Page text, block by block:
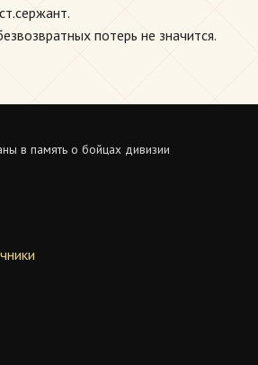
потерь не значится.
в память о бойцах дивизии